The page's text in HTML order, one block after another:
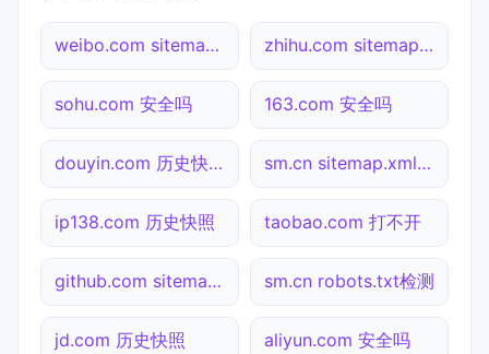
weibo.com sitemap.xml检测 zhihu.com sitemap.xml检测
sohu.com 安全吗 163.com 安全吗
douyin.com 历史快照 sm.cn sitemap.xml检测
ip138.com 历史快照 taobao.com 打不开
github.com sitemap.xml检测 sm.cn robots.txt检测
jd.com 历史快照 aliyun.com 安全吗